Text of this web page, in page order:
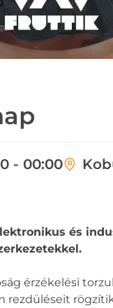
- 00:00
és
érzékelési
rezdüléseit